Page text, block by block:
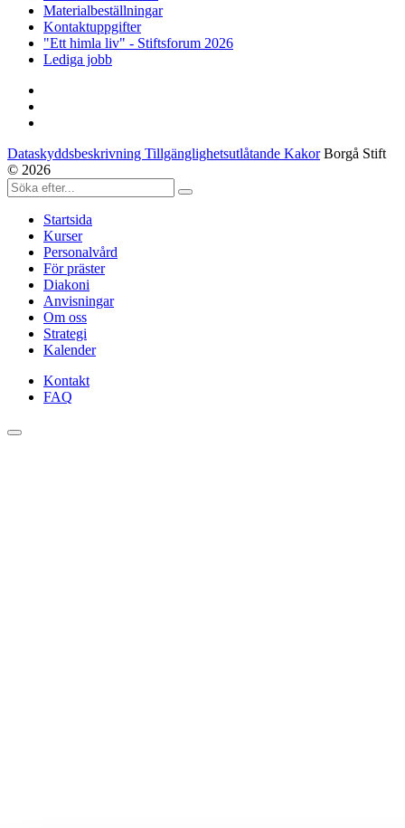
Materialbeställningar
Kontaktuppgifter
"Ett himla liv" - Stiftsforum 2026
Lediga jobb
Dataskyddsbeskrivning Tillgänglighetsutlåtande Kakor Borgå Stift
© 2026
Startsida
Kurser
Personalvård
För präster
Diakoni
Anvisningar
Om oss
Strategi
Kalender
Kontakt
FAQ